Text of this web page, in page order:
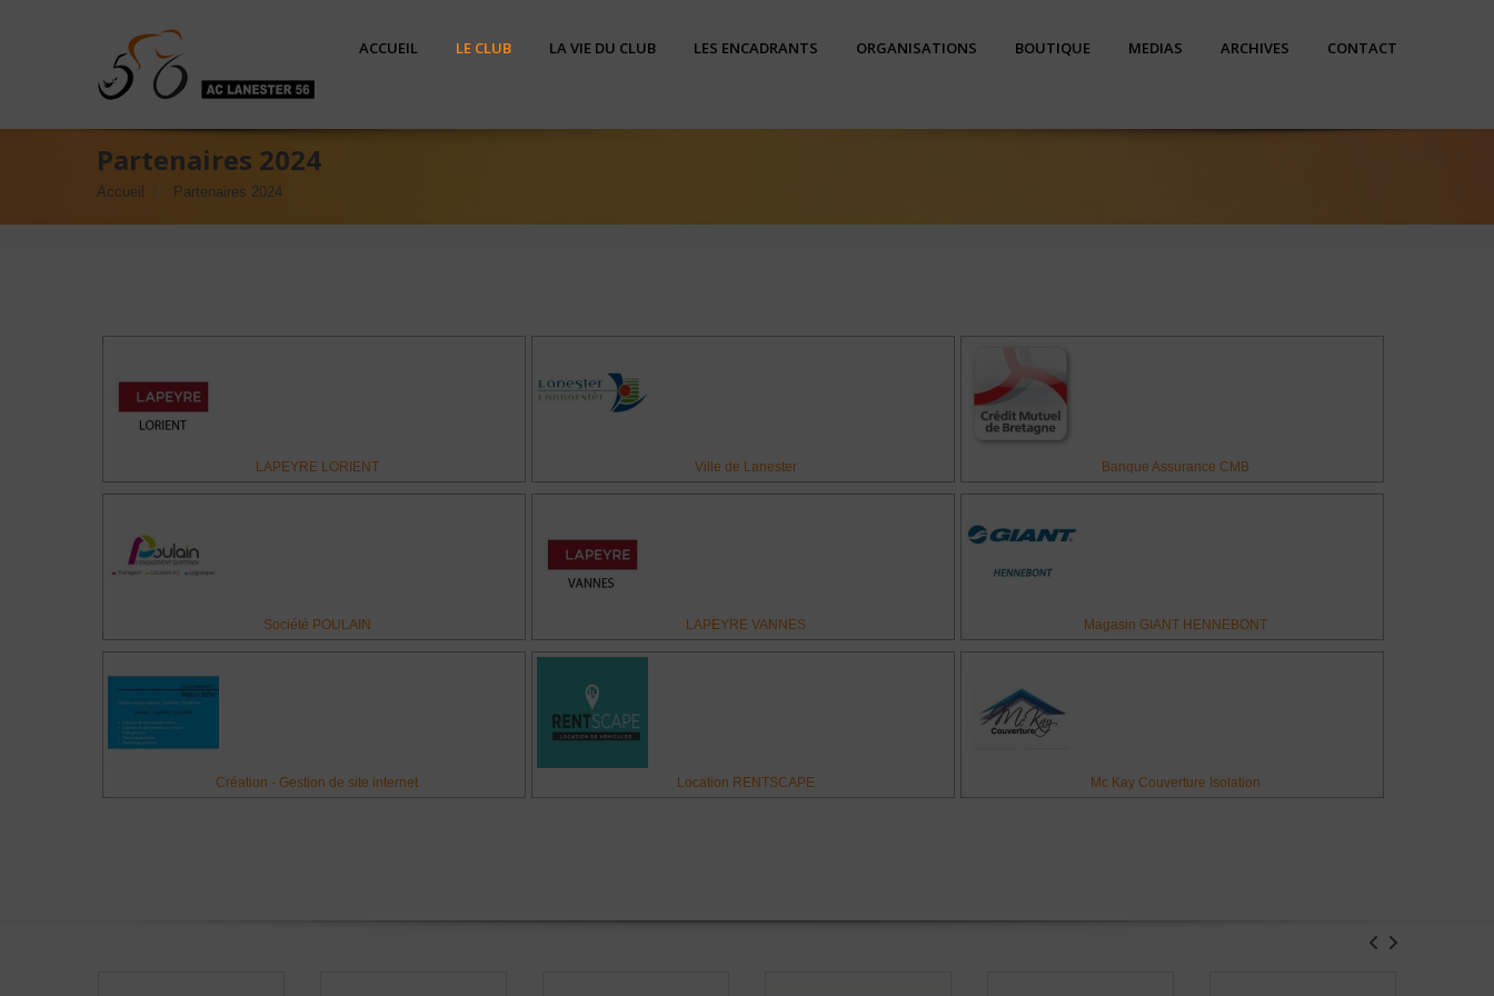
ACCUEIL LE CLUB LA VIE DU CLUB LES ENCADRANTS ORGANISATIONS BOUTIQUE MEDIAS ARCHIVES CONTACT
Partenaires 2024
Accueil Partenaires 2024
LAPEYRE LORIENT Ville de Lanester Banque Assurance CMB
Société POULAIN LAPEYRE VANNES Magasin GIANT HENNEBONT
Création - Gestion de site internet Location RENTSCAPE Mc Kay Couverture Isolation